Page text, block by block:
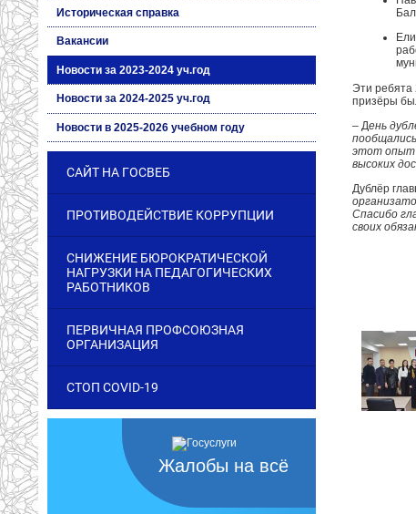
Историческая справка
Вакансии
Новости за 2023-2024 уч.год
Новости за 2024-2025 уч.год
Новости в 2025-2026 учебном году
САЙТ НА ГОСВЕБ
ПРОТИВОДЕЙСТВИЕ КОРРУПЦИИ
СНИЖЕНИЕ БЮРОКРАТИЧЕСКОЙ
НАГРУЗКИ НА ПЕДАГОГИЧЕСКИХ
РАБОТНИКОВ
ПЕРВИЧНАЯ ПРОФСОЮЗНАЯ
ОРГАНИЗАЦИЯ
СТОП COVID-19
Жалобы на всё
Эти ребята
призёры
– День
этот опыт
высоких
Дублёр
Спасибо
своих